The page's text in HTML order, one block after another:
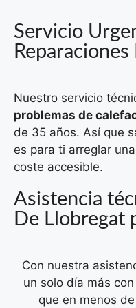
Servicio
Nuestro servicio
problemas de
de 35 años. Así que
es para ti arreglar
coste accesible.
Asistencia
De Llobregat
Con nuestra
un solo día más
que en menos